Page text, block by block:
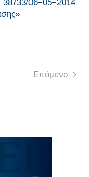
06−05−2014
Επόμενο